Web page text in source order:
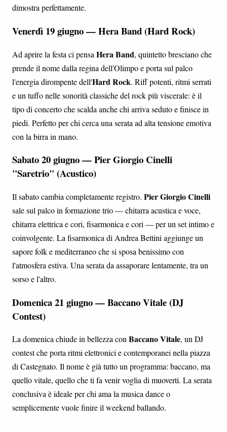
dimostra perfettamente.
Venerdì 19 giugno — Hera Band (Hard Rock)
Ad aprire la festa ci pensa Hera Band, quintetto bresciano che
prende il nome dalla regina dell'Olimpo e porta sul palco
l'energia dirompente dell'Hard Rock. Riff potenti, ritmi serrati
e un tuffo nelle sonorità classiche del rock più viscerale: è il
tipo di concerto che scalda anche chi arriva seduto e finisce in
piedi. Perfetto per chi cerca una serata ad alta tensione emotiva
con la birra in mano.
Sabato 20 giugno — Pier Giorgio Cinelli
"Saretrio" (Acustico)
Il sabato cambia completamente registro. Pier Giorgio Cinelli
sale sul palco in formazione trio — chitarra acustica e voce,
chitarra elettrica e cori, fisarmonica e cori — per un set intimo e
coinvolgente. La fisarmonica di Andrea Bettini aggiunge un
sapore folk e mediterraneo che si sposa benissimo con
l'atmosfera estiva. Una serata da assaporare lentamente, tra un
sorso e l'altro.
Domenica 21 giugno — Baccano Vitale (DJ
Contest)
La domenica chiude in bellezza conBaccano Vitale, un DJ
contest che porta ritmi elettronici e contemporanei nella piazza
di Castegnato. Il nome è già tutto un programma: baccano, ma
quello vitale, quello che ti fa venir voglia di muoverti. La serata
conclusiva è ideale per chi ama la musica dance o
semplicemente vuole finire il weekend ballando.